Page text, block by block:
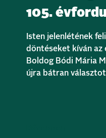
105.
Isten jelenlétének
döntéseket kíván az
Boldog Bódi Mária
újra bátran